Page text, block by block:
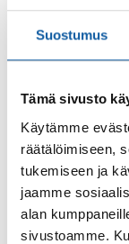
Suostumus
Tämä sivusto
Käytämme
räätälöimiseen,
tukemiseen ja
jaamme
alan
sivustoamme.
noutopaikan,
noutopaikan